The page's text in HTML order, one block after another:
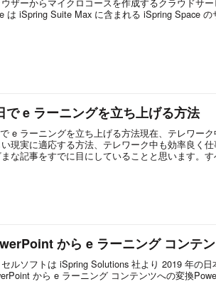
は iSpring Suite Max に含まれる iSpring Space
で e ラーニングを立ち上げる方法
e ラーニングを立ち上げる方法現在、テレワー
現実に適応する方法、テレワーク中も効率良く
まな記事をすでに目にしていることと思います。
から e ラーニング コンテ
ルソフトは iSpring Solutions 社より 2019 年の日
から e ラーニング コンテンツへの変換